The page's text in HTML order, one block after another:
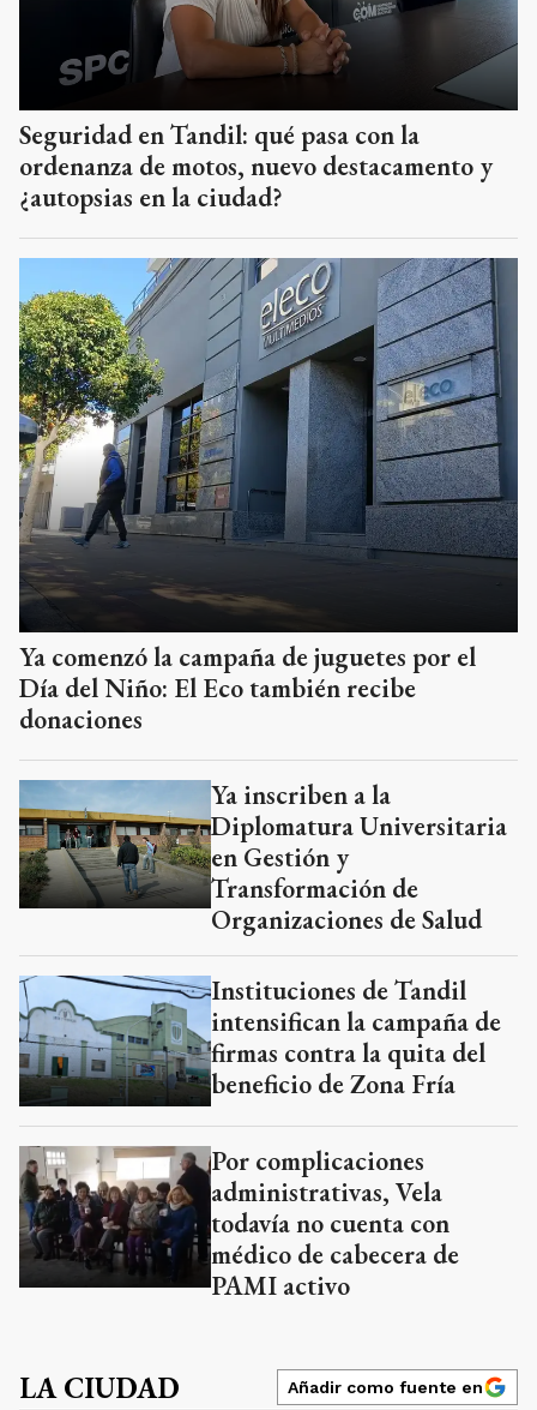
Seguridad en Tandil: qué pasa con la
ordenanza de motos, nuevo destacamento y
¿autopsias en la ciudad?
Ya comenzó la campaña de juguetes por el
Día del Niño: El Eco también recibe
donaciones
Ya inscriben a la
Diplomatura Universitaria
en Gestión y
Transformación de
Organizaciones de Salud
Instituciones de Tandil
intensifican la campaña de
firmas contra la quita del
beneficio de Zona Fría
Por complicaciones
administrativas, Vela
todavía no cuenta con
médico de cabecera de
PAMI activo
LA CIUDAD Añadir como fuente en